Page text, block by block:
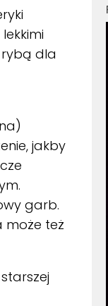
rybą dla
jakby
garb.
może też